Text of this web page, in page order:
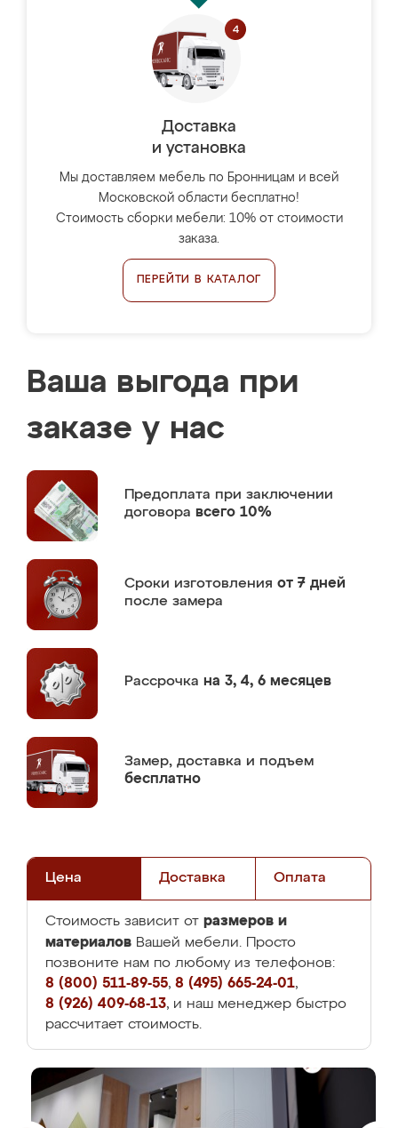
Доставка
и установка
Мы доставляем мебель по Бронницам и всей
Московской области бесплатно!
Стоимость сборки мебели: 10% от стоимости
заказа.
ПЕРЕЙТИ В КАТАЛОГ
Ваша выгода при
заказе у нас
Предоплата при заключении
договора всего 10%
Сроки изготовления от 7 дней
после замера
Рассрочка на 3, 4, 6 месяцев
Замер, доставка и подъем
бесплатно
Цена Доставка Оплата
Стоимость зависит от размеров и
материалов Вашей мебели. Просто
позвоните нам по любому из телефонов:
8 (800) 511-89-55, 8 (495) 665-24-01,
8 (926) 409-68-13, и наш менеджер быстро
рассчитает стоимость.